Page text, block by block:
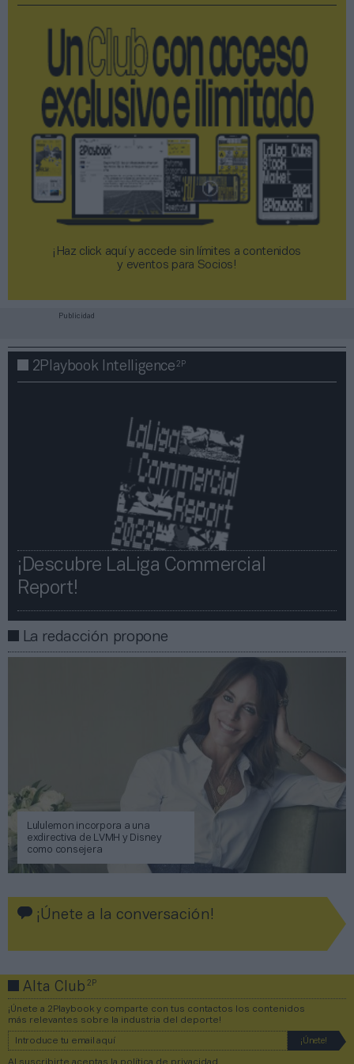
¡Haz click aquí y accede sin límites a contenidos
y eventos para Socios!​​​​​​​
Publicidad
2Playbook Intelligence2P
¡Descubre LaLiga Commercial
Report!​​
La redacción propone
Lululemon incorpora a una
exdirectiva de LVMH y Disney
como consejera
¡Únete a la conversación!
Alta Club2P
¡Únete a 2Playbook y comparte con tus contactos los contenidos
más relevantes sobre la industria del deporte!
Al suscribirte aceptas la política de privacidad